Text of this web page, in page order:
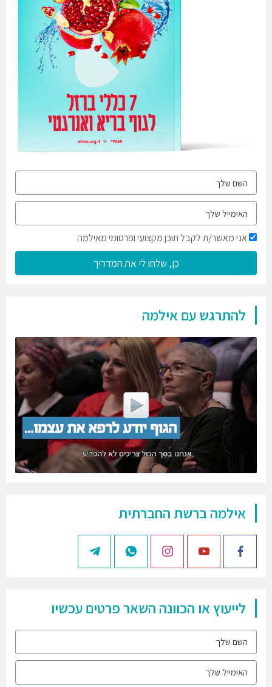
אני מאשר/ת לקבל תוכן מקצועי ופרסומי מאילמה
כן, שלחו לי את המדריך
להתרגש עם אילמה
אילמה ברשת החברתית
לייעוץ או הכוונה השאר פרטים עכשיו